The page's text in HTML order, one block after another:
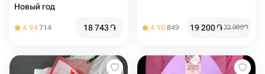
Новый год
4.94714 18 743֏ 4.90849 19 200֏32 000֏